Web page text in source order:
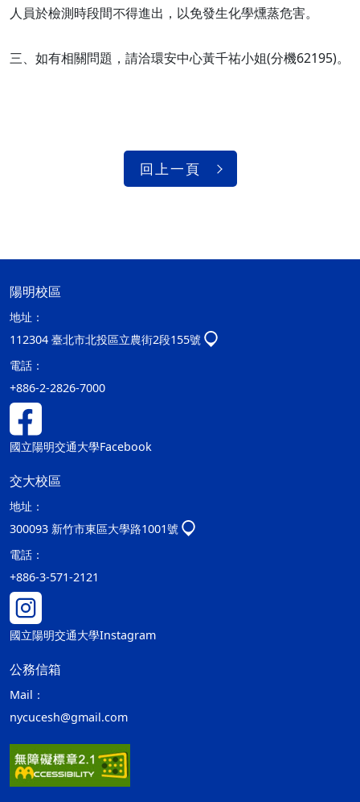
人員於檢測時段間不得進出，以免發生化學燻蒸危害。
三、如有相關問題，請洽環安中心黃千祐小姐(分機62195)。
回上一頁
陽明校區
地址：
112304 臺北市北投區立農街2段155號
電話：
+886-2-2826-7000
國立陽明交通大學Facebook
交大校區
地址：
300093 新竹市東區大學路1001號
電話：
+886-3-571-2121
國立陽明交通大學Instagram
公務信箱
Mail：
nycucesh@gmail.com